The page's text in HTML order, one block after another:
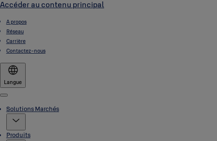
Accéder au contenu principal
A propos
Réseau
Carrière
Contactez-nous
Langue
Menu
Solutions Marchés
Produits